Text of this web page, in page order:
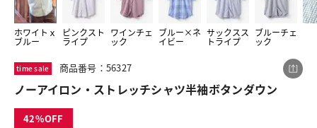
ホワイトｘ
ブルー
ピンクスト
ライプ
ワインチェ
ック
ブルー×ネ
イビー
サックスス
トライプ
ブルーチェ
ック
time sale 商品番号：56327
ノーアイロン・ストレッチシャツ半袖ボタンダウン
42
この商品をシェアする
ノーアイロン・ストレッチシャツ半袖ボタンダウン
¥3,990
税込¥4,389